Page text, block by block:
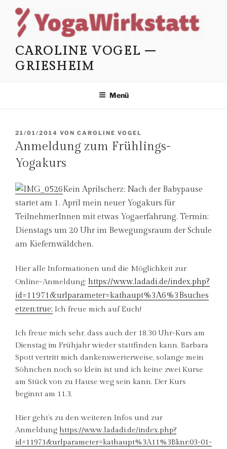
Inhalt
springen
CAROLINE VOGEL –
GRIESHEIM
Menü
VERÖFFENTLICHT
AM
21/01/2014 VON CAROLINE VOGEL
Anmeldung zum Frühlings-
Yogakurs
Kein Aprilscherz: Nach der Babypause
startet am 1. April mein neuer Yogakurs für
TeilnehmerInnen mit etwas Yogaerfahrung. Termin:
Dienstags um 20 Uhr im Bewegungsraum der Schule
am Kiefernwäldchen.
Hier alle Informationen und die Möglichkeit zur
Online-Anmeldung: https://www.ladadi.de/index.php?
id=11971&urlparameter=kathaupt%3A6%3Bsuches
etzen:true; Ich freue mich auf Euch!
Ich freue mich sehr, dass auch der 18.30 Uhr-Kurs am
Dienstag im Frühjahr wieder stattfinden kann. Barbara
Spott vertritt mich dankenswerterweise, solange mein
Söhnchen noch so klein ist und ich keine zwei Kurse
am Stück von zu Hause weg sein kann. Der Kurs
beginnt am 11.3.
Hier geht’s zu den weiteren Infos und zur
Anmeldung https://www.ladadi.de/index.php?
id=11971&urlparameter=kathaupt%3A11%3Bknr:03-01-